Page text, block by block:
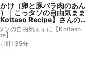
け（卵と豚バラ肉のあん
｜こっタソの自由気まま
Recipe】さんのレ
き起こし
ソの自由気ままに【Kottaso
】
間 : 35分